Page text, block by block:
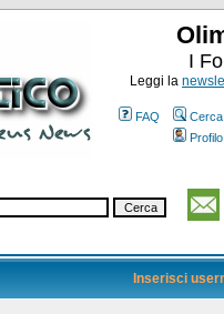
I
Leggi la
FAQ
Cerca
Profilo
Inserisci